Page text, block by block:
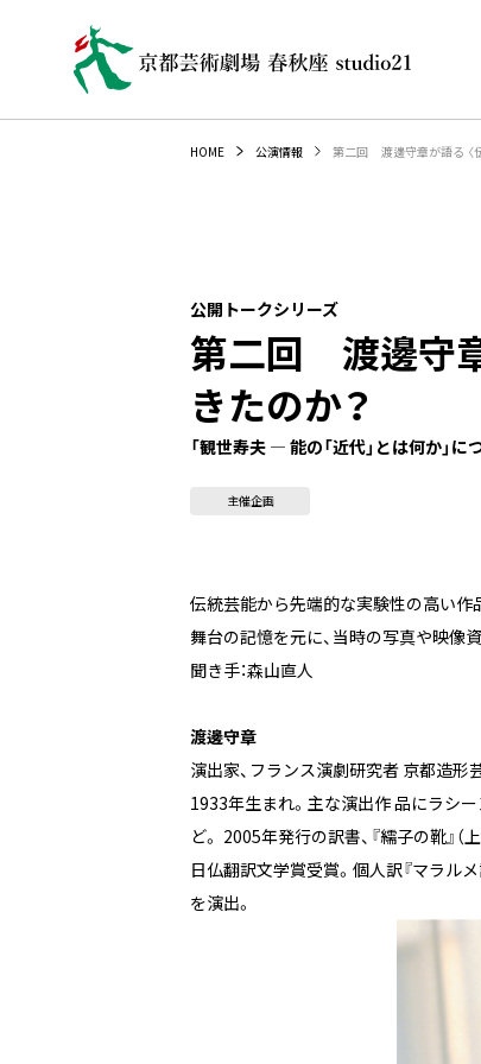
HOME 公演情報 第二回 渡邊守章が語る 〈
公開トークシリーズ
第二回 渡邊守章
きたのか？
「観世寿夫 — 能の「近代」とは何か」に
主催企画
伝統芸能から先端的な実験性の高い作
舞台の記憶を元に、当時の写真や映像
聞き手：森山直人
渡邊守章
演出家、フランス演劇研究者 京都造形
1933年生まれ。主な演出作 品にラシー
ど。 2005年発行の訳書、『繻子の靴』
日仏翻訳文学賞受賞。個人訳『マラルメ
を演出。